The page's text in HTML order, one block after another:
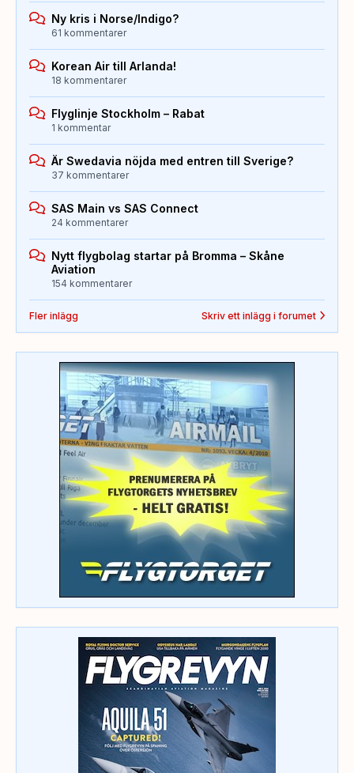
Ny kris i Norse/Indigo?
61 kommentarer
Korean Air till Arlanda!
18 kommentarer
Flyglinje Stockholm – Rabat
1 kommentar
Är Swedavia nöjda med entren till Sverige?
37 kommentarer
SAS Main vs SAS Connect
24 kommentarer
Nytt flygbolag startar på Bromma – Skåne
Aviation
154 kommentarer
Fler inlägg Skriv ett inlägg i forumet